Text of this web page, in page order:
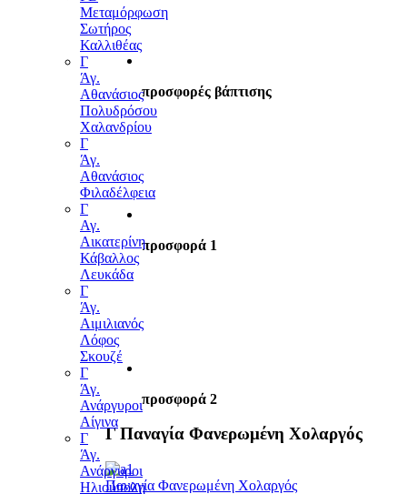
προσφορές βάπτισης
προσφορά 1
προσφορά 2
Γ Παναγία Φανερωμένη Χολαργός
Παναγία Φανερωμένη Χολαργός
Μεταμόρφωση
Σωτήρος
Καλλιθέας
Γ
Άγ.
Αθανάσιος
Πολυδρόσου
Χαλανδρίου
Γ
Άγ.
Αθανάσιος
Φιλαδέλφεια
Γ
Αγ.
Αικατερίνη
Κάβαλλος
Λευκάδα
Γ
Άγ.
Αιμιλιανός
Λόφος
Σκουζέ
Γ
Άγ.
Ανάργυροι
Αίγινα
Γ
Άγ.
Ανάργυροι
Ηλιούπολη